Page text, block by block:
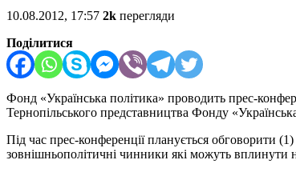
10.08.2012, 17:57 2k перегляди
Поділитися
Фонд «Українська політика» проводить прес-
Тернопільського представництва Фонду
Під час прес-конференції планується обговорити
зовнішньополітичні чинники які можуть вплинути